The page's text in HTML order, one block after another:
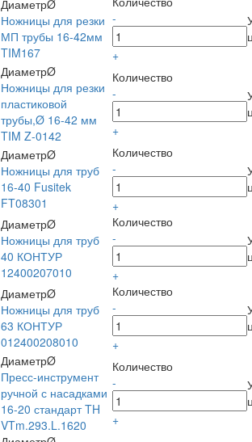
ДиаметрØ
Ножницы для резки
МП трубы 16-42мм
TIM167
-
+
ДиаметрØ
Ножницы для резки
пластиковой
трубы,Ø 16-42 мм
TIM Z-0142
Количество
-
+
ДиаметрØ
Ножницы для труб
16-40 Fusitek
FT08301
Количество
-
+
ДиаметрØ
Ножницы для труб
40 КОНТУР
12400207010
Количество
-
+
ДиаметрØ
Ножницы для труб
63 КОНТУР
012400208010
Количество
-
+
ДиаметрØ
Пресс-инструмент
ручной с насадками
16-20 стандарт TH
VTm.293.L.1620
Количество
-
+